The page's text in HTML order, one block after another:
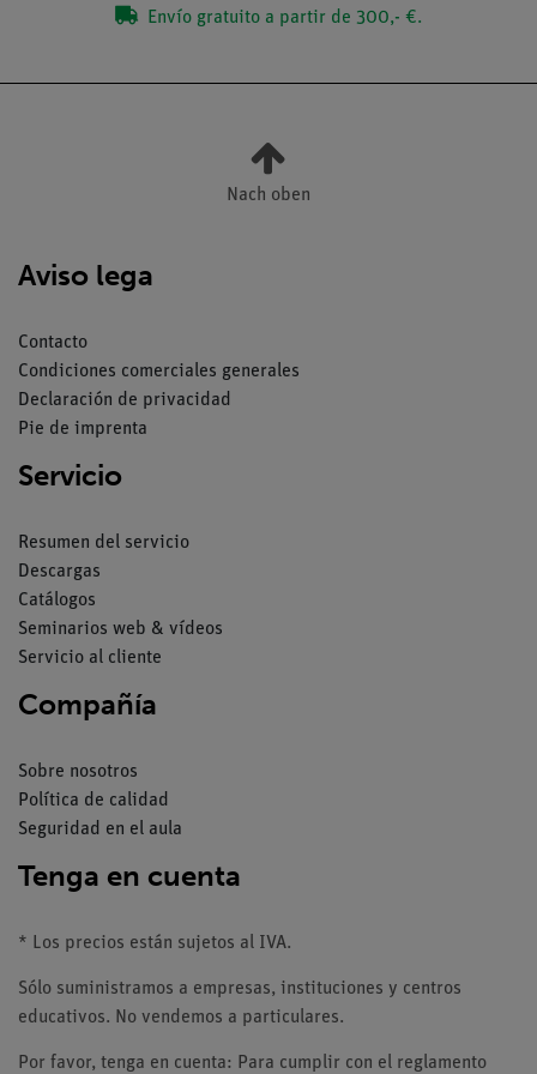
Envío gratuito a partir de 300,- €.
Nach oben
Aviso lega
Contacto
Condiciones comerciales generales
Declaración de privacidad
Pie de imprenta
Servicio
Resumen del servicio
Descargas
Catálogos
Seminarios web & vídeos
Servicio al cliente
Compañía
Sobre nosotros
Política de calidad
Seguridad en el aula
Tenga en cuenta
* Los precios están sujetos al IVA.
Sólo suministramos a empresas, instituciones y centros
educativos. No vendemos a particulares.
Por favor, tenga en cuenta: Para cumplir con el reglamento